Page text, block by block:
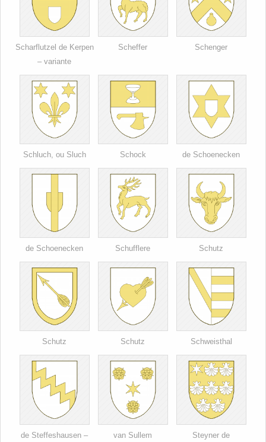
Scharflutzel de Kerpen
– variante
Scheffer Schenger
Schluch, ou Sluch Schock de Schoenecken
de Schoenecken Schufflere Schutz
Schutz Schutz Schweisthal
de Steffeshausen –
van Sullem
Steyner de